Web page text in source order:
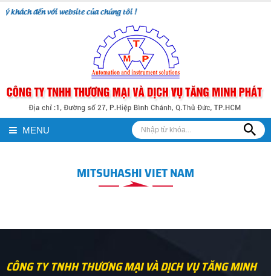
khách đến với website của chúng tôi !
MENU
MITSUHASHI VIET NAM
CÔNG TY TNHH THƯƠNG MẠI VÀ DỊCH VỤ TĂNG MINH